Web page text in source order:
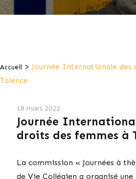
Accueil > Journée Internationale des
Talence
18 mars 2022
Journée
droits des femmes à
La commission « Journées à
de Vie Collégien a organisé